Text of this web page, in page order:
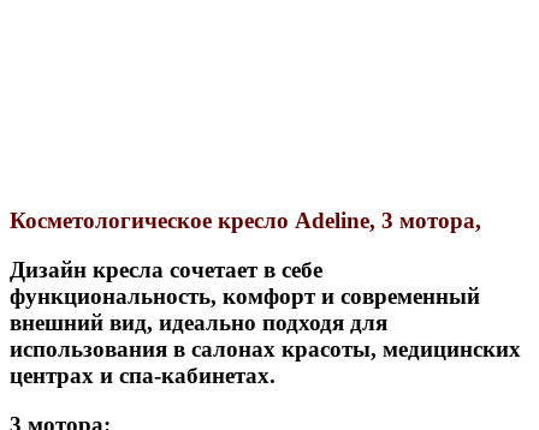
Косметологическое кресло Adeline, 3 мотора,
Дизайн кресла сочетает в себе
функциональность, комфорт и современный
внешний вид, идеально подходя для
использования в салонах красоты, медицинских
центрах и спа-кабинетах.
3 мотора: